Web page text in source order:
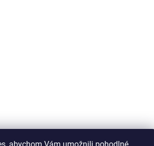
na Instagramu